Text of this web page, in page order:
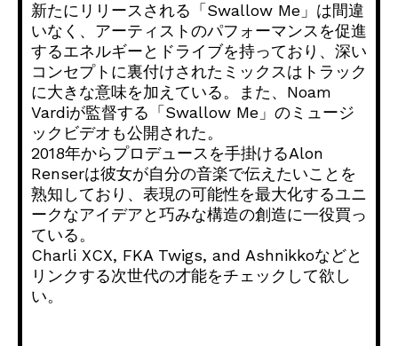
新たにリリースされる「Swallow Me」は間違
いなく、アーティストのパフォーマンスを促進
するエネルギーとドライブを持っており、深い
コンセプトに裏付けされたミックスはトラック
に大きな意味を加えている。また、Noam
Vardiが監督する「Swallow Me」のミュージ
ックビデオも公開された。
2018年からプロデュースを手掛けるAlon
Renserは彼女が自分の音楽で伝えたいことを
熟知しており、表現の可能性を最大化するユニ
ークなアイデアと巧みな構造の創造に一役買っ
ている。
Charli XCX, FKA Twigs, and Ashnikkoなどと
リンクする次世代の才能をチェックして欲し
い。